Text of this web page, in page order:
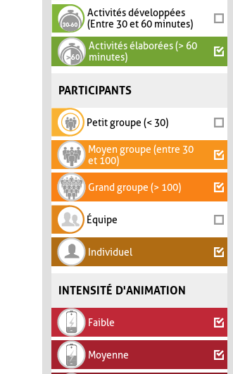
Activités développées
(Entre 30 et 60 minutes)
Activités élaborées (> 60
minutes)
PARTICIPANTS
Petit groupe (< 30)
Moyen groupe (entre 30
et 100)
Grand groupe (> 100)
Équipe
Individuel
INTENSITÉ D'ANIMATION
Faible
Moyenne